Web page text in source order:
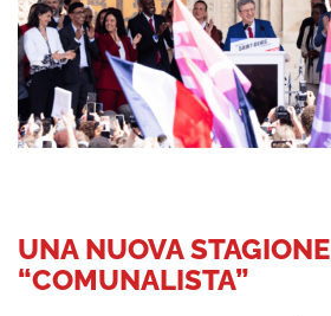
UNA NUOVA STAGIONE
“COMUNALISTA”